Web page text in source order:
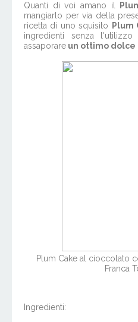
Quanti di voi amano il
mangiarlo per via della
ricetta di uno squisito
Plum
ingredienti senza
assaporare un ottimo dolce
Plum Cake al cioccolato
Franca
Ingredienti: